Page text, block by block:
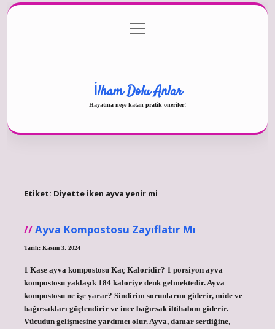
Gizlilik Politikası
menüyü
aç
İlham Dolu Anlar
Hayatına neşe katan pratik öneriler!
Etiket: Diyette iken ayva yenir mi
Ayva Kompostosu Zayıflatır Mı
Tarih: Kasım 3, 2024
1 Kase ayva kompostosu Kaç Kaloridir? 1 porsiyon ayva
kompostosu yaklaşık 184 kaloriye denk gelmektedir. Ayva
kompostosu ne işe yarar? Sindirim sorunlarını giderir, mide ve
bağırsakları güçlendirir ve ince bağırsak iltihabını giderir.
Vücudun gelişmesine yardımcı olur. Ayva, damar sertliğine,